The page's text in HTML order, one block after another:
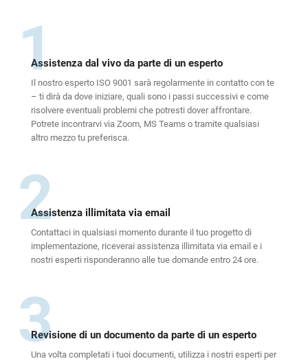
1
Assistenza dal vivo da parte di un esperto
Il nostro esperto ISO 9001 sarà regolarmente in contatto con te
– ti dirà da dove iniziare, quali sono i passi successivi e come
risolvere eventuali problemi che potresti dover affrontare.
Potrete incontrarvi via Zoom, MS Teams o tramite qualsiasi
altro mezzo tu preferisca.
2
Assistenza illimitata via email
Contattaci in qualsiasi momento durante il tuo progetto di
implementazione, riceverai assistenza illimitata via email e i
nostri esperti risponderanno alle tue domande entro 24 ore.
3
Revisione di un documento da parte di un esperto
Una volta completati i tuoi documenti, utilizza i nostri esperti per